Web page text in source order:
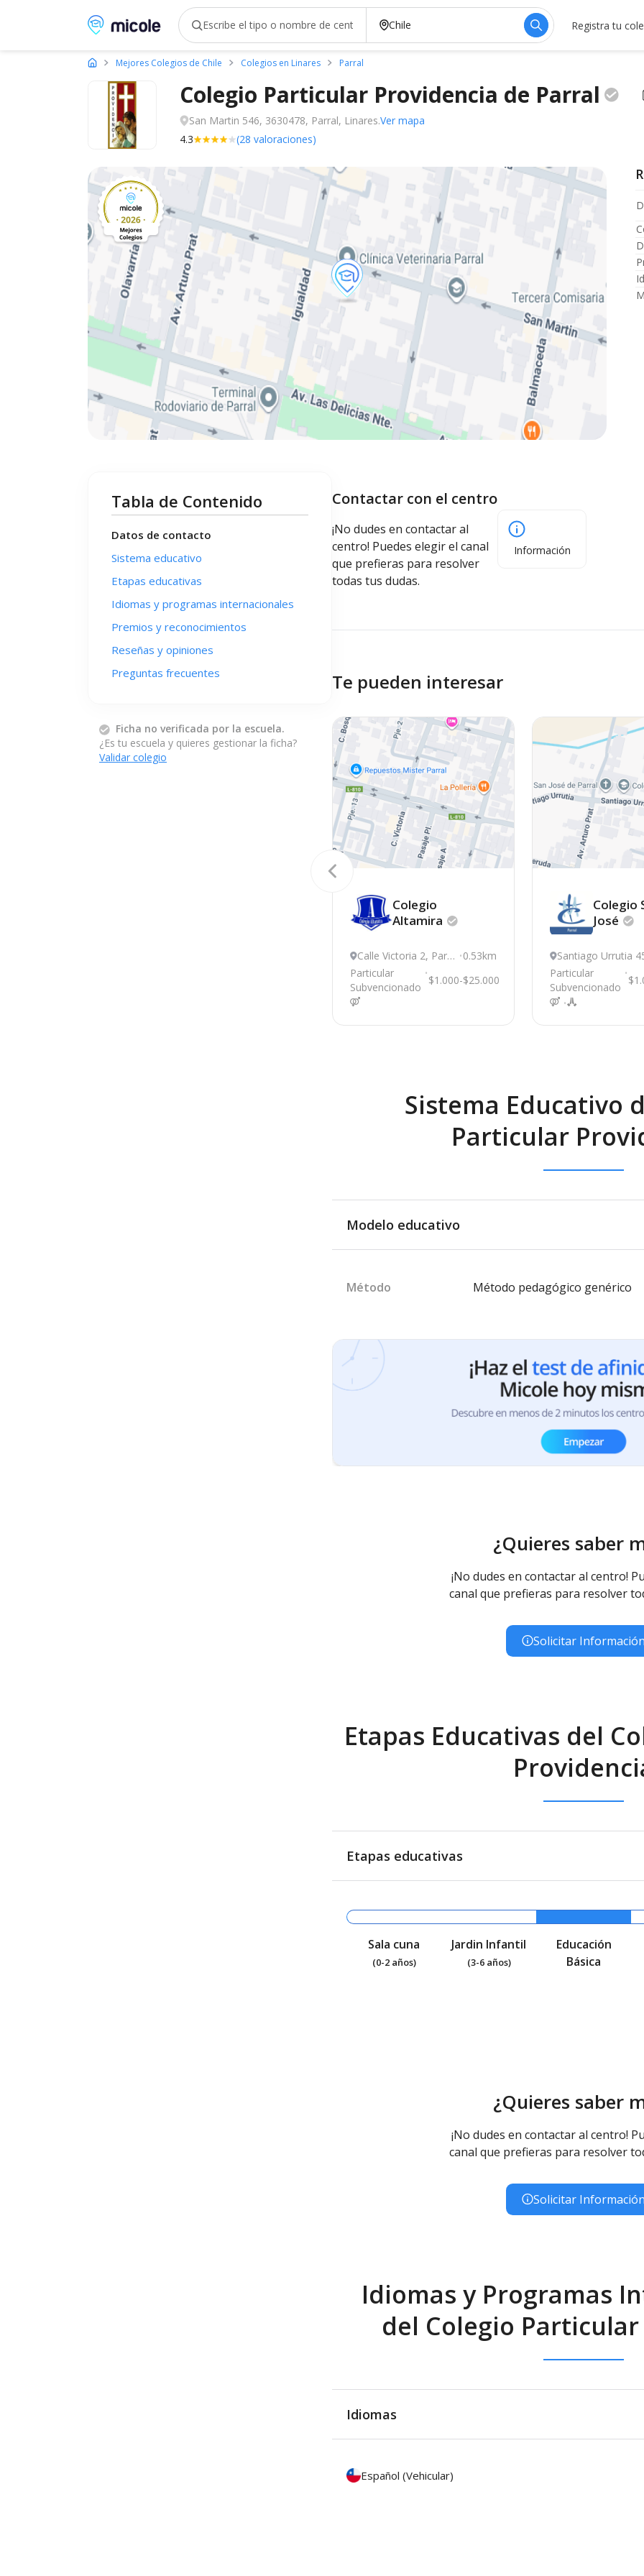
Micole, buscador de colegios Registra tu
Mejores Colegios de Chile Colegios en Linares Parral
Colegio Particular Providencia de Parral
San Martin 546, 3630478, Parral, Linares.Ver mapa
4.3
(28 valoraciones)
Tabla de Contenido
Datos de contacto
Sistema educativo
Etapas educativas
Idiomas y programas internacionales
Premios y reconocimientos
Reseñas y opiniones
Preguntas frecuentes
Ficha no verificada por la escuela.
¿Es tu escuela y quieres gestionar la ficha?
Validar colegio
Contactar con el centro
¡No dudes en contactar al
centro! Puedes elegir el canal
que prefieras para resolver
todas tus dudas.
Información
Te pueden interesar
Colegio
Altamira
Calle Victoria 2, Parr
al
0.53km
Particular
Subvencionado
$1.000-$25.000
Colegio
José
Santiago Urrutia
Parral
Particular
Subvencionado
Sistema Educativo
Particular
Modelo educativo
Método Método pedagógico genérico
¿Quieres saber
¡No dudes en contactar al centro!
canal que prefieras para resolver
Solicitar Información
Etapas Educativas del
Etapas educativas
Sala cuna
(0-2 años)
Jardin Infantil
(3-6 años)
Educación
Básica
¿Quieres saber
¡No dudes en contactar al centro!
canal que prefieras para resolver
Solicitar Información
Idiomas y Programas
del Colegio
Idiomas
Español (Vehicular)